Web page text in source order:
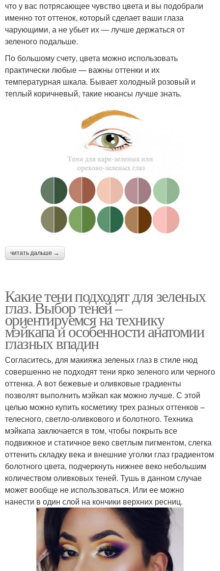
что у вас потрясающее чувство цвета и вы подобрали
именно тот оттенок, который сделает ваши глаза
чарующими, а не убьет их — лучше держаться от
зеленого подальше.
По большому счету, цвета можно использовать
практически любые — важны оттенки и их
температурная шкала. Бывает холодный розовый и
теплый коричневый, такие нюансы лучше знать.
читать дальше →
Какие тени подходят для зеленых
глаз. Выбор теней –
ориентируемся на технику
мэйкапа и особенности анатомии
глазных впадин
Согласитесь, для макияжа зеленых глаз в стиле нюд
совершенно не подходят тени ярко зеленого или черного
оттенка. А вот бежевые и оливковые градиенты
позволят выполнить мэйкап как можно лучше. С этой
целью можно купить косметику трех разных оттенков –
телесного, светло-оливкового и болотного. Техника
мэйкапа заключается в том, чтобы покрыть все
подвижное и статичное веко светлым пигментом, слегка
оттенить складку века и внешние уголки глаз градиентом
болотного цвета, подчеркнуть нижнее веко небольшим
количеством оливковых теней. Тушь в данном случае
может вообще не использоваться. Или ее можно
нанести в один слой на кончики верхних ресниц.